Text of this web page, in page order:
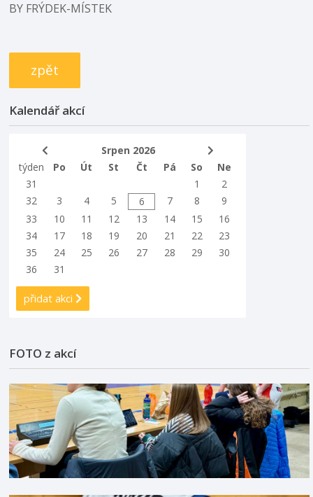
BY FRÝDEK-MÍSTEK
zpět
Kalendář akcí
Srpen 2026
týden
Po Út St Čt Pá So
Ne
31
1
2
32
3 4 5 6 7 8
9
33
10 11 12 13 14 15
16
34
17 18 19 20 21 22
23
35
24 25 26 27 28 29
30
36
31
přidat akci
FOTO z akcí